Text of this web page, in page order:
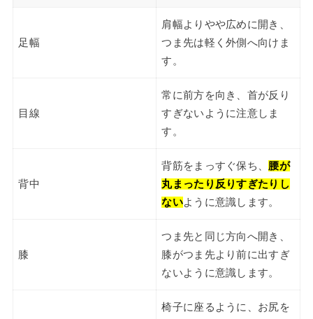
足幅
肩幅よりやや広めに開き、
つま先は軽く外側へ向けま
す。
目線
常に前方を向き、首が反り
すぎないように注意しま
す。
背中
背筋をまっすぐ保ち、 腰が
丸まったり反りすぎたりし
ないように意識します。
膝
つま先と同じ方向へ開き、
膝がつま先より前に出すぎ
ないように意識します。
椅子に座るように、お尻を